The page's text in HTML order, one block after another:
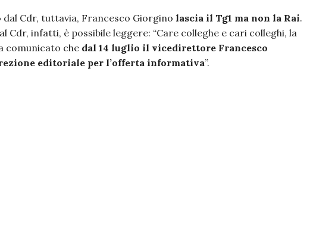
Cdr, tuttavia, Francesco Giorgino lascia il Tg1 ma non la Rai.
Cdr, infatti, è possibile leggere: “Care colleghe e cari colleghi, la
comunicato che dal 14 luglio il vicedirettore Francesco
editoriale per l’offerta informativa”.